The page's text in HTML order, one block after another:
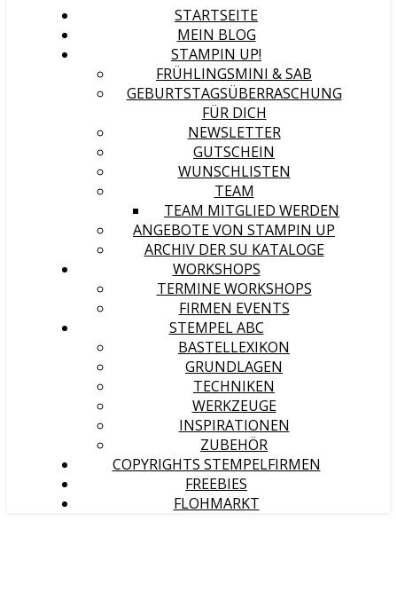
STARTSEITE
MEIN BLOG
STAMPIN UP!
FRÜHLINGSMINI & SAB
GEBURTSTAGSÜBERRASCHUNG
FÜR DICH
NEWSLETTER
GUTSCHEIN
WUNSCHLISTEN
TEAM
TEAM MITGLIED WERDEN
ANGEBOTE VON STAMPIN UP
ARCHIV DER SU KATALOGE
WORKSHOPS
TERMINE WORKSHOPS
FIRMEN EVENTS
STEMPEL ABC
BASTELLEXIKON
GRUNDLAGEN
TECHNIKEN
WERKZEUGE
INSPIRATIONEN
ZUBEHÖR
COPYRIGHTS STEMPELFIRMEN
FREEBIES
FLOHMARKT